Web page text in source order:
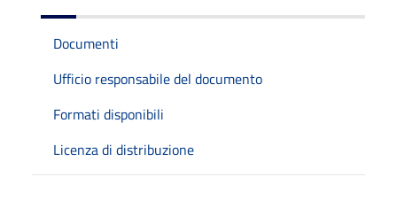
Documenti
Ufficio responsabile del documento
Formati disponibili
Licenza di distribuzione